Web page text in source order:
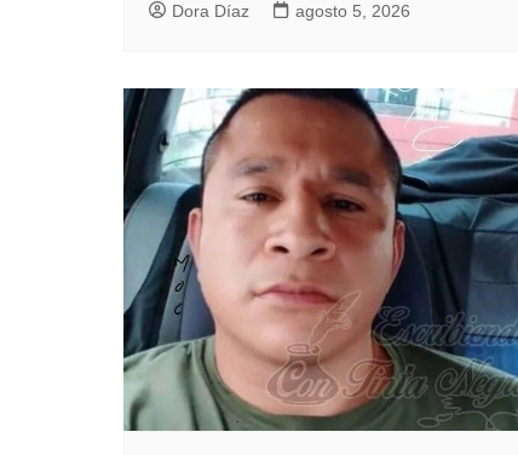
Dora Díaz agosto 5, 2026